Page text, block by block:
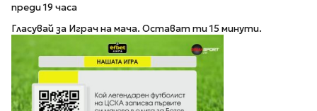
преди 19 часа
Гласувай за Играч на мача. Остават ти 15 минути.